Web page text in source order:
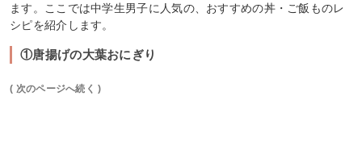
ます。ここでは中学生男子に人気の、おすすめの丼・ご飯ものレ
シピを紹介します。
①唐揚げの大葉おにぎり
( 次のページへ続く )